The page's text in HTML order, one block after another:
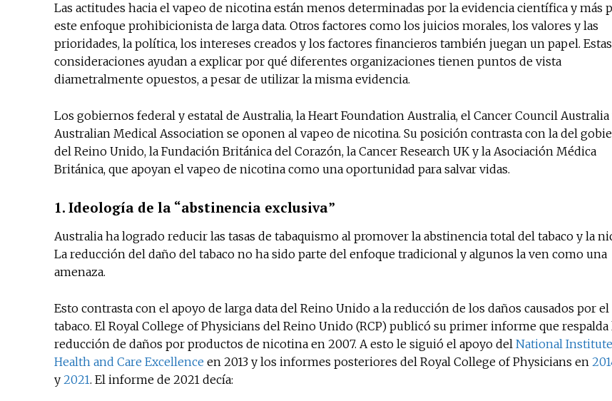
No te pierdas
noticias
Suscríbete a nuestro
noticias del vapeo y la
electrónico.
Subscribe to our daily
of vaping and tobacco
Las actitudes hacia el vapeo de nicotina están menos determinadas por la evidencia científica y más
este enfoque prohibicionista de larga data. Otros factores como los juicios morales, los valores y las
prioridades, la política, los intereses creados y los factores financieros también juegan un papel. Estas
consideraciones ayudan a explicar por qué diferentes organizaciones tienen puntos de vista
diametralmente opuestos, a pesar de utilizar la misma evidencia.
Los gobiernos federal y estatal de Australia, la Heart Foundation Australia, el Cancer Council Australia
Australian Medical Association se oponen al vapeo de nicotina. Su posición contrasta con la del
del Reino Unido, la Fundación Británica del Corazón, la Cancer Research UK y la Asociación Médica
Británica, que apoyan el vapeo de nicotina como una oportunidad para salvar vidas.
1. Ideología de la “abstinencia exclusiva”
Australia ha logrado reducir las tasas de tabaquismo al promover la abstinencia total del tabaco y la
La reducción del daño del tabaco no ha sido parte del enfoque tradicional y algunos la ven como una
amenaza.
Esto contrasta con el apoyo de larga data del Reino Unido a la reducción de los daños causados ​​por el
tabaco. El Royal College of Physicians del Reino Unido (RCP) publicó su primer informe que respalda
reducción de daños por productos de nicotina en 2007. A esto le siguió el apoyo del National
Health and Care Excellence en 2013 y los informes posteriores del Royal College of Physicians en
y 2021. El informe de 2021 decía: